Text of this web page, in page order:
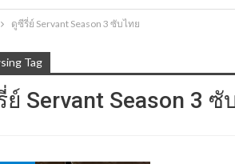
ดูซีรี่ย์ Servant Season 3 ซับไทย
Tag
ย์ Servant Season 3 ซั